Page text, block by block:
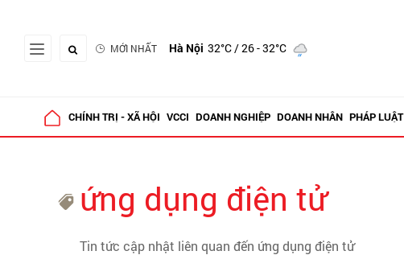
MỚI NHẤT Hà Nội 32°C/ 26 - 32°C
CHÍNH TRỊ - XÃ HỘI VCCI DOANH NGHIỆP DOANH NHÂN PHÁP LUẬT
ứng dụng điện tử
Tin tức cập nhật liên quan đến ứng dụng điện tử